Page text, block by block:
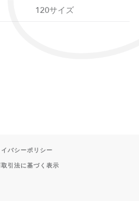
120サイズ
イバシーポリシー
引法に基づく表示